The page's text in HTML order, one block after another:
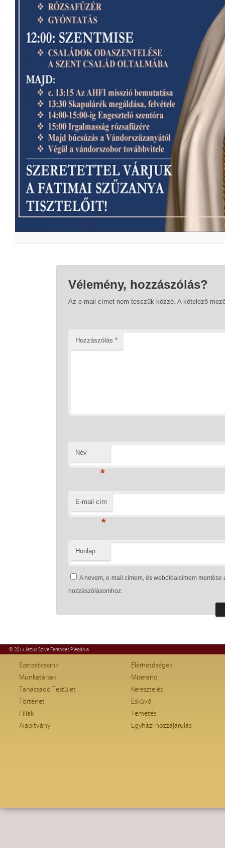
Vélemény, hozzászólás?
Az e-mail címet nem tesszük közzé. A kötelező
Hozzászólás *
Név
*
E-mail cím
*
Honlap
A nevem, e-mail címem, és weboldalcímem
hozzászólásomhoz.
© 2014 Jézus Szíve Ferences Plébánia
Szerzeteseink
Munkatársak
Tanácsadó Testület
Történet
Fíliák
Alapítvány
Elérhetőségek
Miserend
Keresztelés
Esküvő
Temetés
Egyházi hozzájárulás